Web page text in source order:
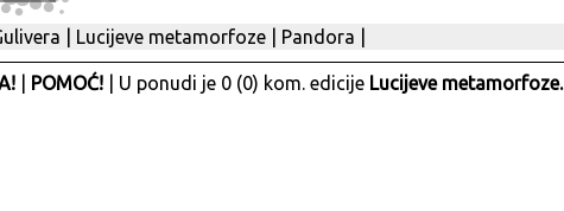
Lucijeve metamorfoze Pandora
POMOĆ! | U ponudi je 0 (0) kom. edicije Lucijeve metamorfoze.